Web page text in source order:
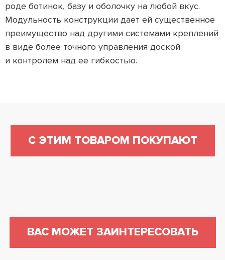
роде ботинок, базу и оболочку на любой вкус.
Модульность конструкции дает ей существенное
преимущество над другими системами креплений
в виде более точного управления доской
и контролем над ее гибкостью.
С ЭТИМ ТОВАРОМ ПОКУПАЮТ
ВАС МОЖЕТ ЗАИНТЕРЕСОВАТЬ